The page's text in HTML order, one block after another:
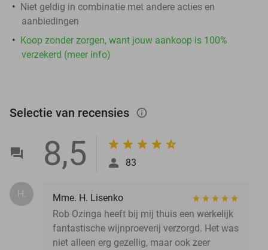
Niet geldig in combinatie met andere acties en
aanbiedingen
Koop zonder zorgen, want jouw aankoop is 100%
verzekerd (meer info)
Selectie van recensies info_outlined
8,5 83
H.
Mme. H. Lisenko
Rob Ozinga heeft bij mij thuis een werkelijk
fantastische wijnproeverij verzorgd. Het was
niet alleen erg gezellig, maar ook zeer